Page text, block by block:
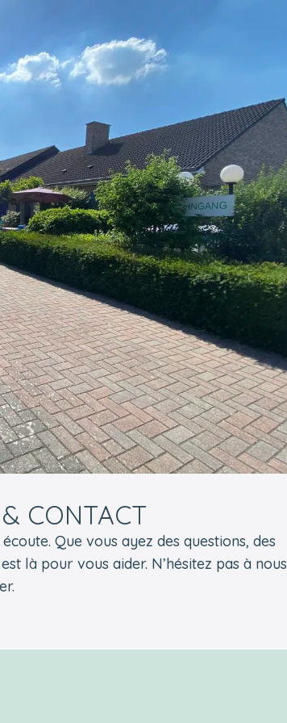
CONTACT
Que vous ayez des questions, des
là pour vous aider. N’hésitez pas à nous